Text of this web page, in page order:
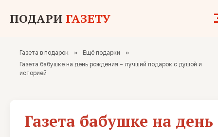
ПОДАРИ ГАЗЕТУ
Газета в подарок » Ещё подарки
»
Газета бабушке на день рождения – лучший подарок с душой и
историей
Газета бабушке на день